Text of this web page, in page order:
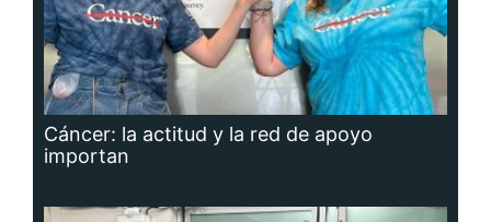
Cáncer: la actitud y la red de apoyo
importan